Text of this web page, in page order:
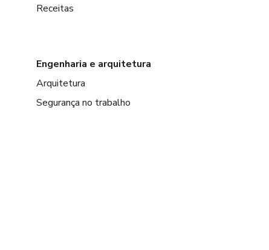
Receitas
Engenharia e arquitetura
Arquitetura
Segurança no trabalho